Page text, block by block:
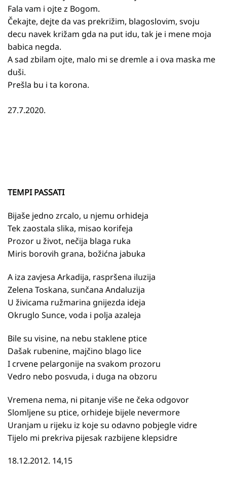
Fala vam i ojte z Bogom.
Čekajte, dejte da vas prekrižim, blagoslovim, svoju
decu navek križam gda na put idu, tak je i mene moja
babica negda.
A sad zbilam ojte, malo mi se dremle a i ova maska me
duši.
Prešla bu i ta korona.
27.7.2020.
TEMPI PASSATI
Bijaše jedno zrcalo, u njemu orhideja
Tek zaostala slika, misao korifeja
Prozor u život, nečija blaga ruka
Miris borovih grana, božićna jabuka
A iza zavjesa Arkadija, raspršena iluzija
Zelena Toskana, sunčana Andaluzija
U živicama ružmarina gnijezda ideja
Okruglo Sunce, voda i polja azaleja
Bile su visine, na nebu staklene ptice
Dašak rubenine, majčino blago lice
I crvene pelargonije na svakom prozoru
Vedro nebo posvuda, i duga na obzoru
Vremena nema, ni pitanje više ne čeka odgovor
Slomljene su ptice, orhideje bijele nevermore
Uranjam u rijeku iz koje su odavno pobjegle vidre
Tijelo mi prekriva pijesak razbijene klepsidre
18.12.2012. 14,15